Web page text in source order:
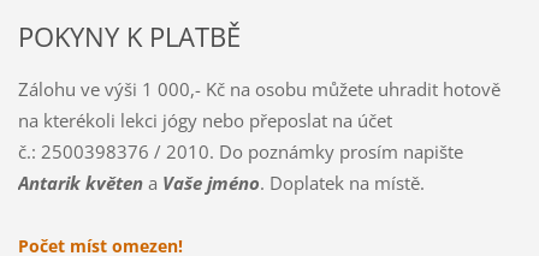
POKYNY K PLATBĚ
Zálohu ve výši 1 000,- Kč na osobu můžete uhradit hotově
na kterékoli lekci jógy nebo přeposlat na účet
č.: 2500398376 / 2010. Do poznámky prosím napište
Antarik květen a Vaše jméno. Doplatek na místě.
Počet míst omezen!